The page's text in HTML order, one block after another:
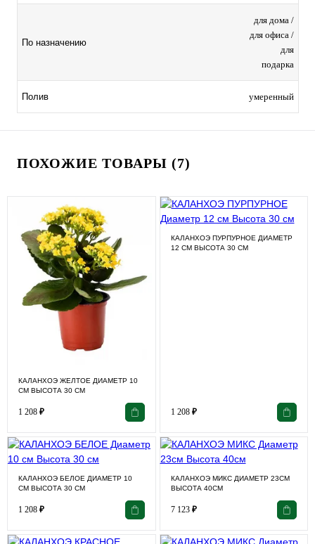
По назначению
для дома /
для офиса /
для
подарка
Полив умеренный
ПОХОЖИЕ ТОВАРЫ (7)
КАЛАНХОЭ ЖЕЛТОЕ ДИАМЕТР 10
СМ ВЫСОТА 30 СМ
1 208 ₽
КАЛАНХОЭ ПУРПУРНОЕ ДИАМЕТР
12 СМ ВЫСОТА 30 СМ
1 208 ₽
КАЛАНХОЭ БЕЛОЕ ДИАМЕТР 10
СМ ВЫСОТА 30 СМ
1 208 ₽
КАЛАНХОЭ МИКС ДИАМЕТР 23СМ
ВЫСОТА 40СМ
7 123 ₽